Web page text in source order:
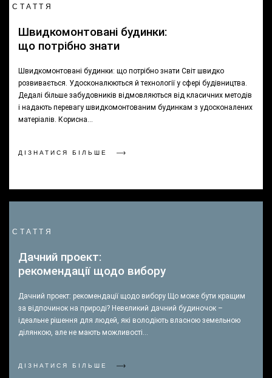
СТАТТЯ
Швидкомонтовані будинки:
що потрібно знати
Швидкомонтовані будинки: що потрібно знати Світ швидко
розвивається. Удосконалюються й технології у сфері будівництва.
Дедалі більше забудовників відмовляються від класичних методів
і надають перевагу швидкомонтованим будинкам з удосконалених
матеріалів. Корисна…
ДІЗНАТИСЯ БІЛЬШЕ
СТАТТЯ
Дачний проект:
рекомендації щодо вибору
Дачний проект: рекомендації щодо вибору Що може бути кращим
за відпочинок на природі? Невеликий дачний будиночок –
ідеальне рішення для людей, які володіють власною земельною
ділянкою, але не мають можливості…
ДІЗНАТИСЯ БІЛЬШЕ